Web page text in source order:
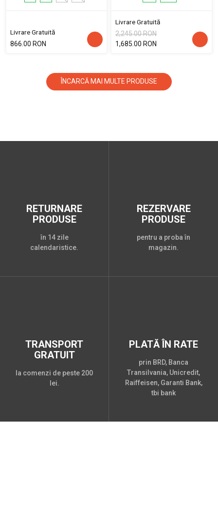
Livrare Gratuită
866.00 RON
Livrare Gratuită
2,245.00 RON
1,685.00 RON
ÎNCARCĂ MAI MULTE PRODUSE
RETURNARE
PRODUSE
în 14 zile
calendaristice.
REZERVARE
PRODUSE
pentru a proba în
magazin.
TRANSPORT
GRATUIT
la comenzi de peste 200
lei.
PLATĂ ÎN RATE
prin BRD, Banca
Transilvania, Unicredit,
Raiffeisen, Garanti Bank,
tbi bank